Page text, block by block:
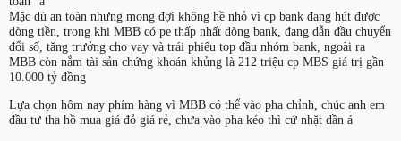
Mặc dù an toàn nhưng mong đợi không hề nhỏ vì cp bank đang hút được
dòng tiền, trong khi MBB có pe thấp nhất dòng bank, đang dẫn đầu chuyển
đổi số, tăng trưởng cho vay và trái phiếu top đầu nhóm bank, ngoài ra
MBB còn nắm tài sản chứng khoán khủng là 212 triệu cp MBS giá trị gần
10.000 tỷ đồng
Lựa chọn hôm nay phím hàng vì MBB có thể vào pha chỉnh, chúc anh em
đầu tư tha hồ mua giá đỏ giá rẻ, chưa vào pha kéo thì cứ nhặt dần á